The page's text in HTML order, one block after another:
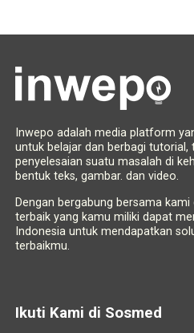
Inwepo adalah media platform
untuk belajar dan berbagi tutorial,
penyelesaian suatu masalah di
bentuk teks, gambar. dan video.
Dengan bergabung bersama
terbaik yang kamu miliki dapat
Indonesia untuk mendapatkan
terbaikmu.
Ikuti Kami di Sosmed